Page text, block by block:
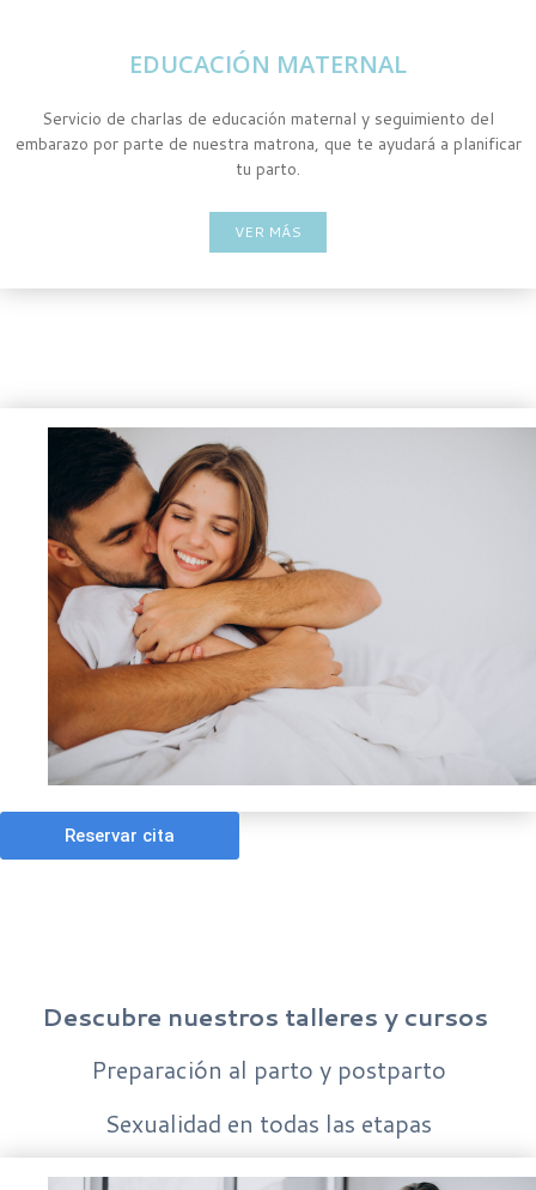
EDUCACIÓN MATERNAL
Servicio de charlas de educación maternal y seguimiento del
embarazo por parte de nuestra matrona, que te ayudará a planificar
tu parto.
VER MÁS
Descubre nuestros talleres y cursos
Preparación al parto y postparto
Sexualidad en todas las etapas